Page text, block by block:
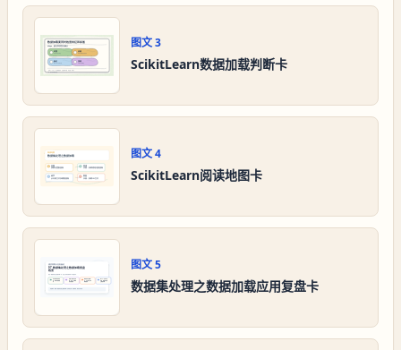
图文3
ScikitLearn数据加载判断卡
图文4
ScikitLearn阅读地图卡
图文5
数据集处理之数据加载应用复盘卡